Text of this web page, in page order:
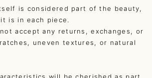
is considered part of the beauty,
is in each piece.
accept any returns, exchanges, or
uneven textures, or natural